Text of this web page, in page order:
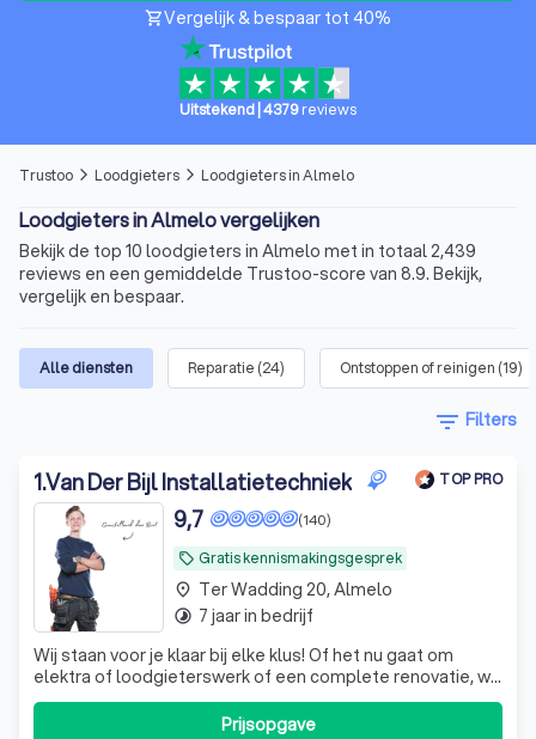
shopping_cartVergelijk & bespaar tot 40%
Uitstekend 4379reviews
Trustoo arrow_forward_ios Loodgieters arrow_forward_ios Loodgieters in Almelo
Loodgieters in Almelo vergelijken
Bekijk de top 10 loodgieters in Almelo met in totaal 2,439
reviews en een gemiddelde Trustoo-score van 8.9. Bekijk,
vergelijk en bespaar.
Alle diensten Reparatie (24) Ontstoppen of reinigen (19)
filter_list Filters
1.Van Der Bijl Installatietechniek TOP PRO
local_offer Gratis kennismakingsgesprek
(140)
9,7
Wij staan voor je klaar bij elke klus! Of het nu gaat om
elektra of loodgieterswerk of een complete renovatie, wij
regelen het. Snel, betrouwbaar, en altijd met oog voor
Prijsopgave
place Ter Wadding 20, Almelo
timelapse 7 jaar in bedrijf